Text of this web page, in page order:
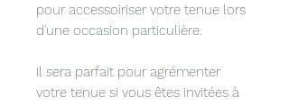
pour accessoiriser votre tenue lors
d'une occasion particulière.
Il sera parfait pour agrémenter
votre tenue si vous êtes invitées à